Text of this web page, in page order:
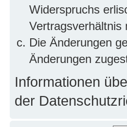
Widerspruchs
Vertragsverhältnis
Die Änderungen
Änderungen
Informationen
der